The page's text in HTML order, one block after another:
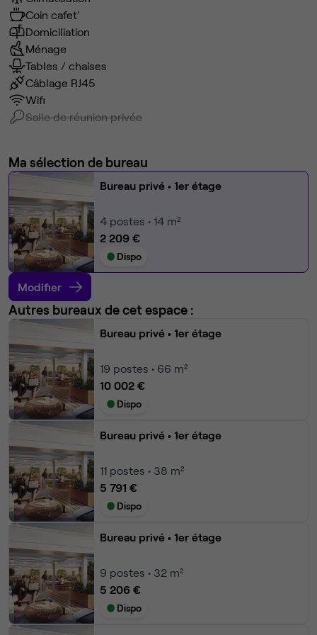
Coin cafet'
Domiciliation
Ménage
Tables / chaises
Câblage RJ45
Wifi
Salle de réunion privée
Ma sélection de bureau
Bureau privé • 1er étage
4 postes • 14 m²
2 209 €
Dispo
Modifier
Autres bureaux de cet espace :
Bureau privé • 1er étage
19 postes • 66 m²
10 002 €
Dispo
Bureau privé • 1er étage
11 postes • 38 m²
5 791 €
Dispo
Bureau privé • 1er étage
9 postes • 32 m²
5 206 €
Dispo